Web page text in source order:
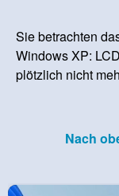
Sie betrachten
Windows XP:
plötzlich nicht
Nach